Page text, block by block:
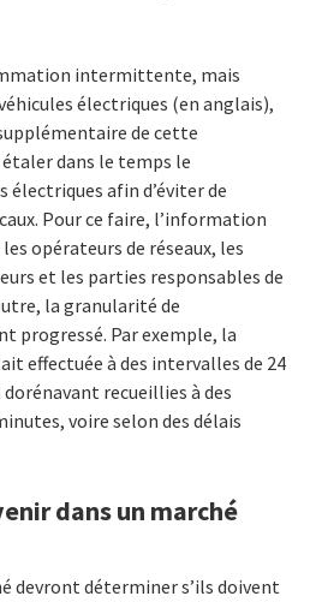
intermittente, mais
électriques (en anglais),
de cette
dans le temps le
électriques afin d’éviter de
Pour ce faire, l’information
opérateurs de réseaux, les
et les parties responsables de
la granularité de
progressé. Par exemple, la
effectuée à des intervalles de 24
recueillies à des
voire selon des délais
dans un marché
devront déterminer s’ils doivent